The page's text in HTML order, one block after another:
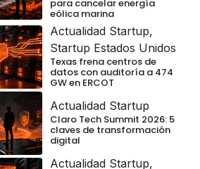
para cancelar energía
eólica marina
Actualidad Startup,
Startup Estados Unidos
Texas frena centros de
datos con auditoría a 474
GW en ERCOT
Actualidad Startup
Claro Tech Summit 2026: 5
claves de transformación
digital
Actualidad Startup,